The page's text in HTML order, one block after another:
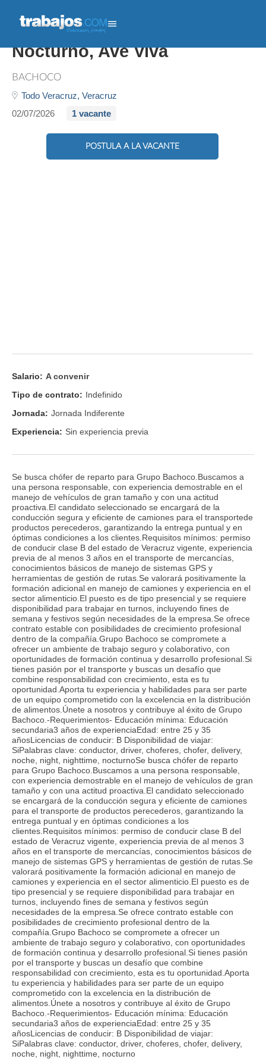
Chófer De Reparto - Turno
Nocturno, Ave Viva
BACHOCO
Todo Veracruz, Veracruz
02/07/2026
1 vacante
POSTULA A LA VACANTE
Salario: A convenir
Tipo de contrato: Indefinido
Jornada: Jornada Indiferente
Experiencia: Sin experiencia previa
Se busca chófer de reparto para Grupo Bachoco.Buscamos a
una persona responsable, con experiencia demostrable en el
manejo de vehículos de gran tamaño y con una actitud
proactiva.El candidato seleccionado se encargará de la
conducción segura y eficiente de camiones para el transportede
productos perecederos, garantizando la entrega puntual y en
óptimas condiciones a los clientes.Requisitos mínimos: permiso
de conducir clase B del estado de Veracruz vigente, experiencia
previa de al menos 3 años en el transporte de mercancías,
conocimientos básicos de manejo de sistemas GPS y
herramientas de gestión de rutas.Se valorará positivamente la
formación adicional en manejo de camiones y experiencia en el
sector alimenticio.El puesto es de tipo presencial y se requiere
disponibilidad para trabajar en turnos, incluyendo fines de
semana y festivos según necesidades de la empresa.Se ofrece
contrato estable con posibilidades de crecimiento profesional
dentro de la compañía.Grupo Bachoco se compromete a
ofrecer un ambiente de trabajo seguro y colaborativo, con
oportunidades de formación continua y desarrollo profesional.Si
tienes pasión por el transporte y buscas un desafío que
combine responsabilidad con crecimiento, esta es tu
oportunidad.Aporta tu experiencia y habilidades para ser parte
de un equipo comprometido con la excelencia en la distribución
de alimentos.Únete a nosotros y contribuye al éxito de Grupo
Bachoco.-Requerimientos- Educación mínima: Educación
secundaria3 años de experienciaEdad: entre 25 y 35
añosLicencias de conducir: B Disponibilidad de viajar:
SiPalabras clave: conductor, driver, choferes, chofer, delivery,
noche, night, nighttime, nocturnoSe busca chófer de reparto
para Grupo Bachoco.Buscamos a una persona responsable,
con experiencia demostrable en el manejo de vehículos de gran
tamaño y con una actitud proactiva.El candidato seleccionado
se encargará de la conducción segura y eficiente de camiones
para el transporte de productos perecederos, garantizando la
entrega puntual y en óptimas condiciones a los
clientes.Requisitos mínimos: permiso de conducir clase B del
estado de Veracruz vigente, experiencia previa de al menos 3
años en el transporte de mercancías, conocimientos básicos de
manejo de sistemas GPS y herramientas de gestión de rutas.Se
valorará positivamente la formación adicional en manejo de
camiones y experiencia en el sector alimenticio.El puesto es de
tipo presencial y se requiere disponibilidad para trabajar en
turnos, incluyendo fines de semana y festivos según
necesidades de la empresa.Se ofrece contrato estable con
posibilidades de crecimiento profesional dentro de la
compañía.Grupo Bachoco se compromete a ofrecer un
ambiente de trabajo seguro y colaborativo, con oportunidades
de formación continua y desarrollo profesional.Si tienes pasión
por el transporte y buscas un desafío que combine
responsabilidad con crecimiento, esta es tu oportunidad.Aporta
tu experiencia y habilidades para ser parte de un equipo
comprometido con la excelencia en la distribución de
alimentos.Únete a nosotros y contribuye al éxito de Grupo
Bachoco.-Requerimientos- Educación mínima: Educación
secundaria3 años de experienciaEdad: entre 25 y 35
añosLicencias de conducir: B Disponibilidad de viajar:
SiPalabras clave: conductor, driver, choferes, chofer, delivery,
noche, night, nighttime, nocturno